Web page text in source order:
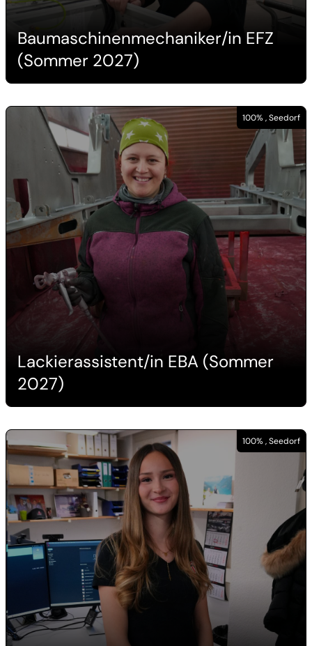
Baumaschinenmechaniker/in EFZ
(Sommer 2027)
100% , Seedorf
Lackierassistent/in EBA (Sommer
2027)
100% , Seedorf